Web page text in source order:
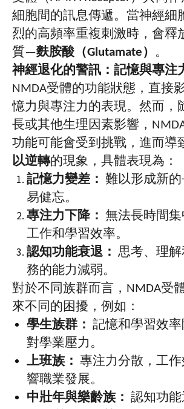
細胞間的訊息傳遞。當神經細
烈的高頻率重複刺激時，會釋
質—麩胺酸（Glutamate ） 。
神經退化的警訊：記憶與專注
NMDA受體的功能狀態，直接
憶力與專注力的表現。然而，
長或其他生理因素影響，
功能可能會受到挑戰，進而導
以逆轉的現象，具體表現為：
記憶力變差：
難以形成新
易健忘。
專注力下降： 無法長時間
工作和學習效率。
認知功能衰退： 思考、理
務的能力減弱。
對於不同族群而言， NMDA受
來不同的困擾，例如：
學生族群： 記憶和學習效
對學業壓力。
上班族： 專注力分散，工
響職業發展。
中壯年與樂齡族： 認知功